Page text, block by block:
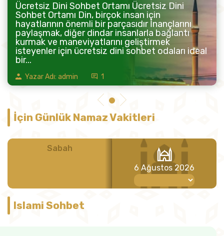
Ücretsiz Dini Sohbet Ortamı Ücretsiz Dini
Sohbet Ortamı Din, birçok insan için
hayatlarının önemli bir parçasıdır İnançlarını
paylaşmak, diğer dindar insanlarla bağlantı
kurmak ve maneviyatlarını geliştirmek
isteyenler için ücretsiz dini sohbet odaları ideal
bir...
Yazar Adı: admin 1
İçin Günlük Namaz Vakitleri
Sabah Öğle
6 Ağustos 2026
Islami Sohbet